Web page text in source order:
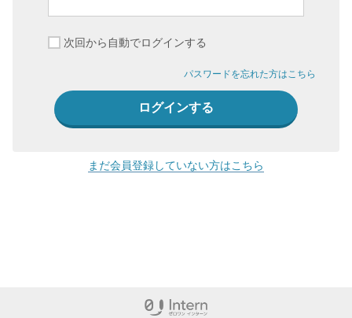
次回から自動でログインする
パスワードを忘れた方はこちら
まだ会員登録していない方はこちら